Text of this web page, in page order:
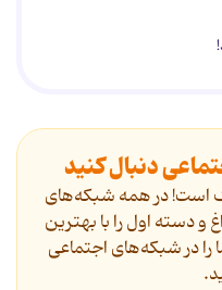
دنبال کنید
است! در همه شبکه‌های
دسته اول را با بهترین
را در شبکه‌های اجتماعی